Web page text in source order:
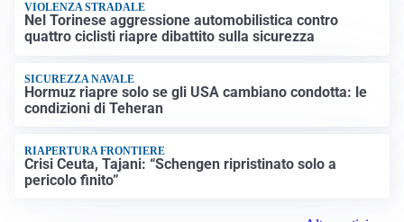
VIOLENZA STRADALE
Nel Torinese aggressione automobilistica contro
quattro ciclisti riapre dibattito sulla sicurezza
SICUREZZA NAVALE
Hormuz riapre solo se gli USA cambiano condotta: le
condizioni di Teheran
RIAPERTURA FRONTIERE
Crisi Ceuta, Tajani: “Schengen ripristinato solo a
pericolo finito”